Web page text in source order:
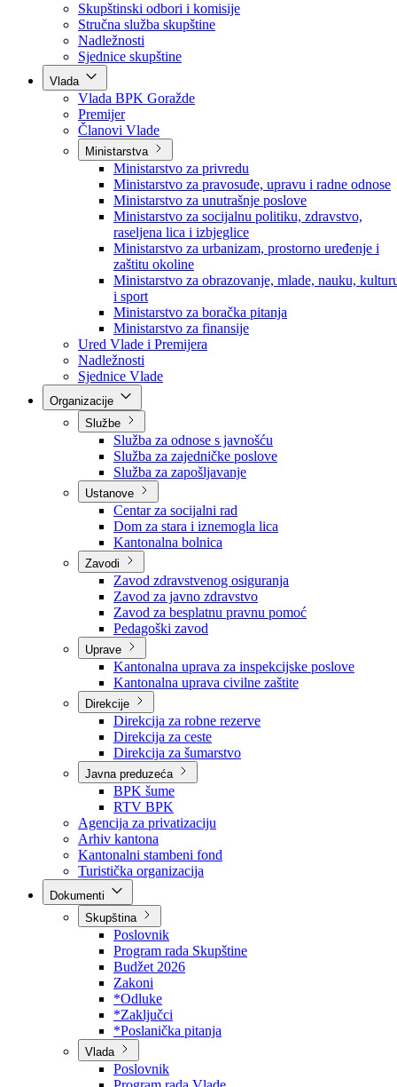
Poslanici po strankama
Poslanici po klubovima naroda
Kolegij skupštine
Skupštinski odbori i komisije
Stručna služba skupštine
Nadležnosti
Sjednice skupštine
Vlada
Vlada BPK Goražde
Premijer
Članovi Vlade
Ministarstva
Ministarstvo za privredu
Ministarstvo za pravosuđe, upravu i radne odnose
Ministarstvo za unutrašnje poslove
Ministarstvo za socijalnu politiku, zdravstvo,
raseljena lica i izbjeglice
Ministarstvo za urbanizam, prostorno uređenje i
zaštitu okoline
Ministarstvo za obrazovanje, mlade, nauku,
i sport
Ministarstvo za boračka pitanja
Ministarstvo za finansije
Ured Vlade i Premijera
Nadležnosti
Sjednice Vlade
Službe
Služba za odnose s javnošću
Služba za zajedničke poslove
Služba za zapošljavanje
Ustanove
Centar za socijalni rad
Dom za stara i iznemogla lica
Kantonalna bolnica
Zavodi
Zavod zdravstvenog osiguranja
Zavod za javno zdravstvo
Zavod za besplatnu pravnu pomoć
Pedagoški zavod
Uprave
Kantonalna uprava za inspekcijske poslove
Kantonalna uprava civilne zaštite
Direkcije
Direkcija za robne rezerve
Direkcija za ceste
Direkcija za šumarstvo
Javna preduzeća
BPK šume
RTV BPK
Agencija za privatizaciju
Arhiv kantona
Kantonalni stambeni fond
Turistička organizacija
Skupština
Poslovnik
Program rada Skupštine
Budžet 2026
Zakoni
*Odluke
*Zaključci
*Poslanička pitanja